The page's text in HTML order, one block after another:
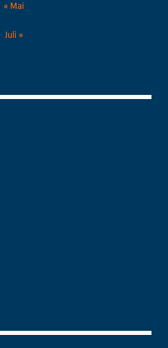
« Mai
Juli »